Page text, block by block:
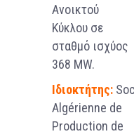
Ανοικτού
Κύκλου σε
σταθμό ισχύος
368 MW.
Ιδιοκτήτης:
Algérienne de
Production de